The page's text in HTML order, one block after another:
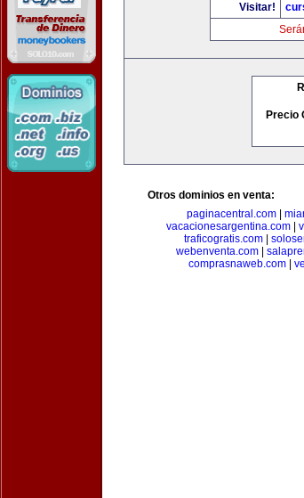
Visitar!
Precio
Otros dominios en venta:
paginacentral.com|
vacacionesargentina.com
traficogratis.com|
webenventa.com
comprasnaweb.com